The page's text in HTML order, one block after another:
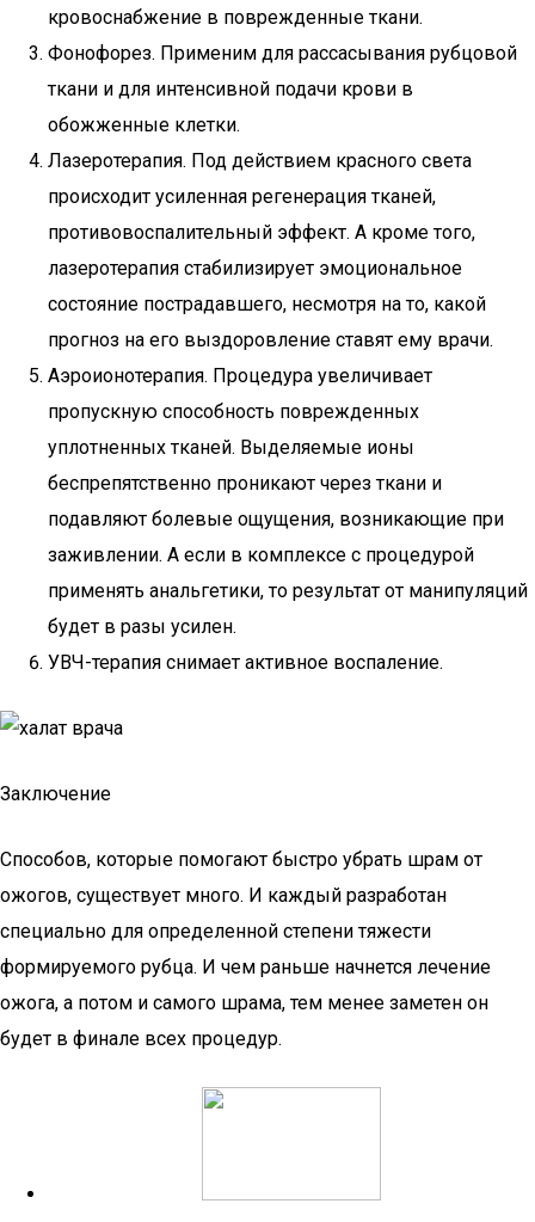
кровоснабжение в поврежденные ткани.
Фонофорез. Применим для рассасывания рубцовой
ткани и для интенсивной подачи крови в
обожженные клетки.
Лазеротерапия. Под действием красного света
происходит усиленная регенерация тканей,
противовоспалительный эффект. А кроме того,
лазеротерапия стабилизирует эмоциональное
состояние пострадавшего, несмотря на то, какой
прогноз на его выздоровление ставят ему врачи.
Аэроионотерапия. Процедура увеличивает
пропускную способность поврежденных
уплотненных тканей. Выделяемые ионы
беспрепятственно проникают через ткани и
подавляют болевые ощущения, возникающие при
заживлении. А если в комплексе с процедурой
применять анальгетики, то результат от манипуляций
будет в разы усилен.
УВЧ-терапия снимает активное воспаление.
Заключение
Способов, которые помогают быстро убрать шрам от
ожогов, существует много. И каждый разработан
специально для определенной степени тяжести
формируемого рубца. И чем раньше начнется лечение
ожога, а потом и самого шрама, тем менее заметен он
будет в финале всех процедур.